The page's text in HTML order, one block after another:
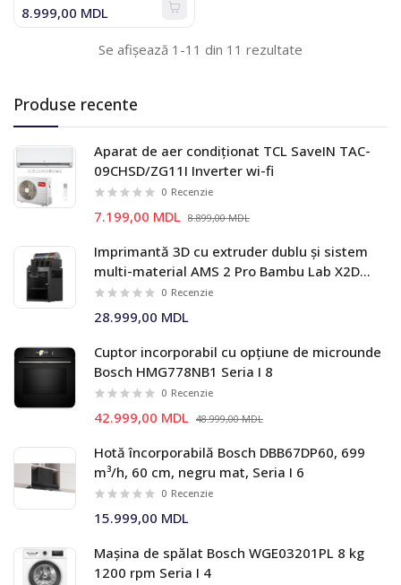
Produse recente
Aparat de aer condiționat TCL SaveIN TAC-
09CHSD/ZG11I Inverter wi-fi
0 Recenzie
7.199,00 MDL 8.899,00 MDL
Imprimantă 3D cu extruder dublu și sistem
multi-material AMS 2 Pro Bambu Lab X2D
Combo
0 Recenzie
28.999,00 MDL
Cuptor incorporabil cu opțiune de microunde
Bosch HMG778NB1 Seria I 8
0 Recenzie
42.999,00 MDL 48.999,00 MDL
Hotă încorporabilă Bosch DBB67DP60, 699
m³/h, 60 cm, negru mat, Seria I 6
0 Recenzie
15.999,00 MDL
Mașina de spălat Bosch WGE03201PL 8 kg
1200 rpm Seria I 4
8.999,00 MDL
Se afișează 1-11 din 11 rezultate